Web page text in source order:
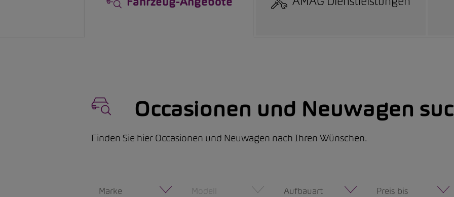
Occasionen und Neuwagen
Finden Sie hier Occasionen und Neuwagen nach Ihren Wünschen.
Marke Modell Aufbauart Preis bis